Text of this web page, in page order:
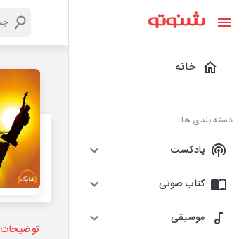
خانه
دسته بندی ها
پادکست
کتاب صوتی
موسیقی
توضیحات